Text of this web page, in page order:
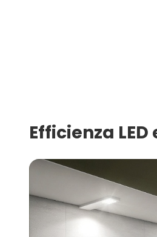
Efficienza